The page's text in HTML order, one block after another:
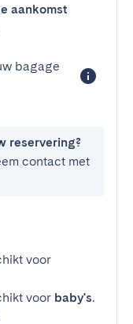
aankomst
bagage
reservering?
contact met
voor
voor baby's.